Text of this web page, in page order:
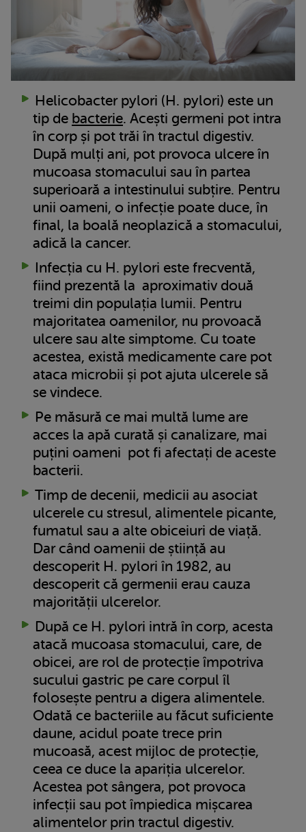
Helicobacter pylori (H. pylori) este un
tip de bacterie. Acești germeni pot intra
în corp și pot trăi în tractul digestiv.
După mulți ani, pot provoca ulcere în
mucoasa stomacului sau în partea
superioară a intestinului subțire. Pentru
unii oameni, o infecție poate duce, în
final, la boală neoplazică a stomacului,
adică la cancer.
Infecția cu H. pylori este frecventă,
fiind prezentă la aproximativ două
treimi din populația lumii. Pentru
majoritatea oamenilor, nu provoacă
ulcere sau alte simptome. Cu toate
acestea, există medicamente care pot
ataca microbii și pot ajuta ulcerele să
se vindece.
Pe măsură ce mai multă lume are
acces la apă curată și canalizare, mai
puțini oameni pot fi afectați de aceste
bacterii.
Timp de decenii, medicii au asociat
ulcerele cu stresul, alimentele picante,
fumatul sau a alte obiceiuri de viață.
Dar când oamenii de știință au
descoperit H. pylori în 1982, au
descoperit că germenii erau cauza
majorității ulcerelor.
După ce H. pylori intră în corp, acesta
atacă mucoasa stomacului, care, de
obicei, are rol de protecție împotriva
sucului gastric pe care corpul îl
folosește pentru a digera alimentele.
Odată ce bacteriile au făcut suficiente
daune, acidul poate trece prin
mucoasă, acest mijloc de protecție,
ceea ce duce la apariția ulcerelor.
Acestea pot sângera, pot provoca
infecții sau pot împiedica mișcarea
alimentelor prin tractul digestiv.